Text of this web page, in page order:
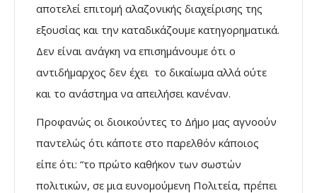
αποτελεί επιτομή αλαζονικής διαχείρισης της
εξουσίας και την καταδικάζουμε κατηγορηματικά.
Δεν είναι ανάγκη να επισημάνουμε ότι ο
αντιδήμαρχος δεν έχει το δικαίωμα αλλά ούτε
και το ανάστημα να απειλήσει κανέναν.
Προφανώς οι διοικούντες το Δήμο μας αγνοούν
παντελώς ότι κάποτε στο παρελθόν κάποιος
είπε ότι: “το πρώτο καθήκον των σωστών
πολιτικών, σε μια ευνομούμενη Πολιτεία, πρέπει